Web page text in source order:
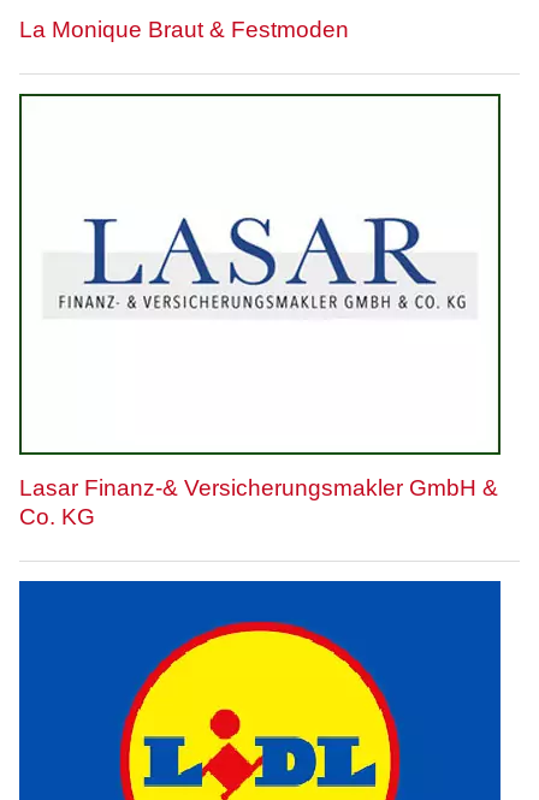
La Monique Braut & Festmoden
Lasar Finanz-& Versicherungsmakler GmbH &
Co. KG